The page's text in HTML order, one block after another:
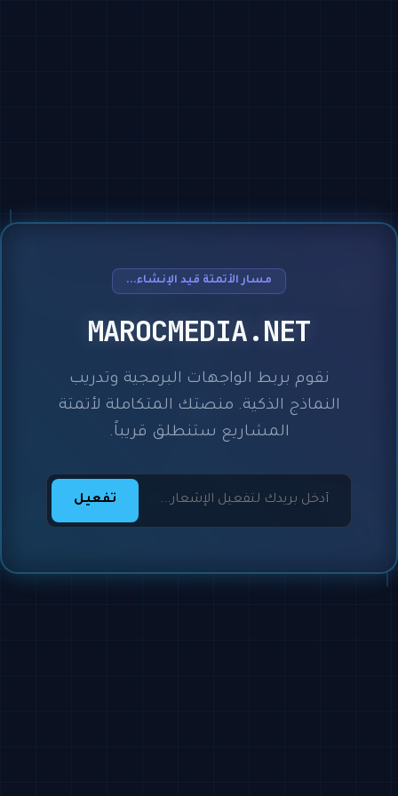
مسار الأتمتة قيد الإنشاء...
MAROCMEDIA.NET
نقوم بربط الواجهات البرمجية وتدريب
النماذج الذكية. منصتك المتكاملة لأتمتة
المشاريع ستنطلق قريباً.
تفعيل